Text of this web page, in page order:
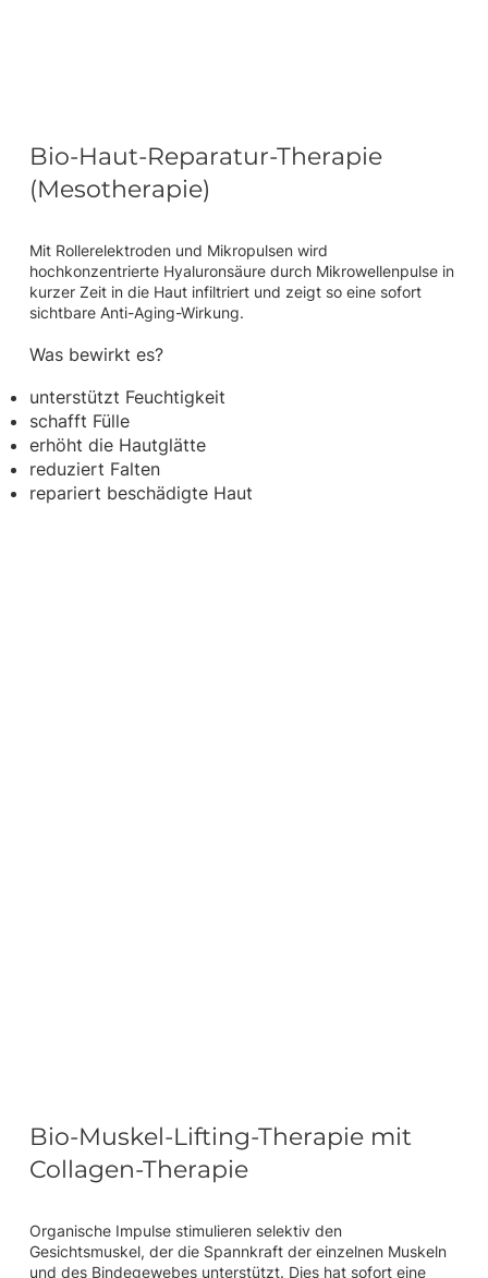
Bio-Haut-Reparatur-Therapie
(Mesotherapie)
Mit Rollerelektroden und Mikropulsen wird
hochkonzentrierte Hyaluronsäure durch Mikrowellenpulse in
kurzer Zeit in die Haut infiltriert und zeigt so eine sofort
sichtbare Anti-Aging-Wirkung.
Was bewirkt es?
unterstützt Feuchtigkeit
schafft Fülle
erhöht die Hautglätte
reduziert Falten
repariert beschädigte Haut
Bio-Muskel-Lifting-Therapie mit
Collagen-Therapie
Organische Impulse stimulieren selektiv den
Gesichtsmuskel, der die Spannkraft der einzelnen Muskeln
und des Bindegewebes unterstützt. Dies hat sofort eine